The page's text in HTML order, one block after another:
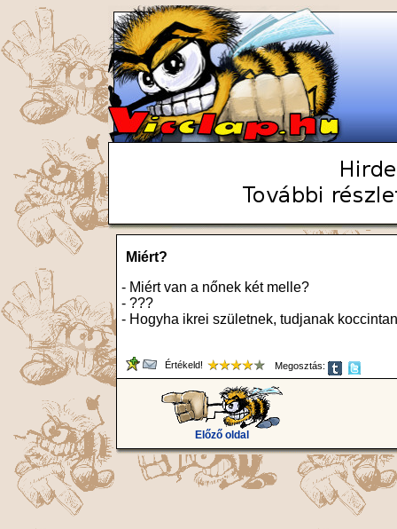
Miért?
- Miért van a nőnek két melle?
- ???
- Hogyha ikrei születnek, tudjanak
Értékeld! Megosztás:
Előző oldal